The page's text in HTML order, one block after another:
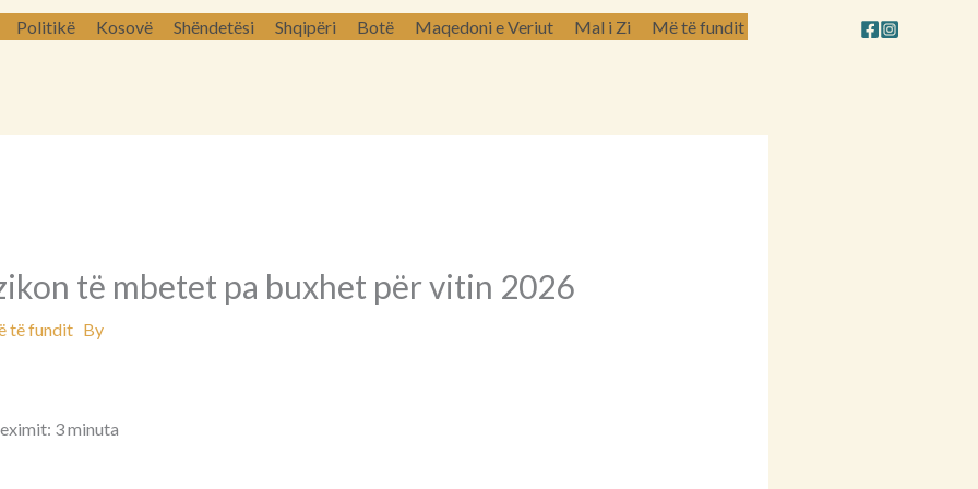
Politikë Kosovë Shëndetësi Shqipëri Botë Maqedoni e Veriut Mal i Zi Më të fundit
të mbetet pa buxhet për vitin 2026
të funditBy
3 minuta